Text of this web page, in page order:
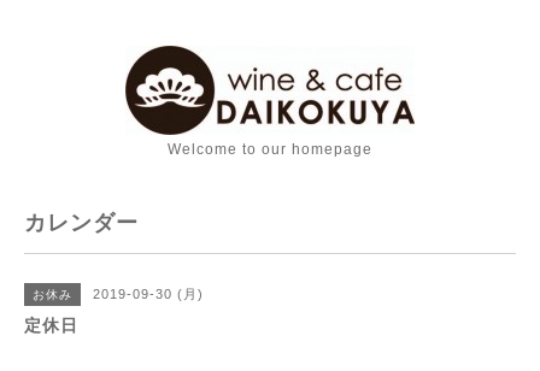
Welcome to our homepage
カレンダー
お休み 2019-09-30 (月)
定休日